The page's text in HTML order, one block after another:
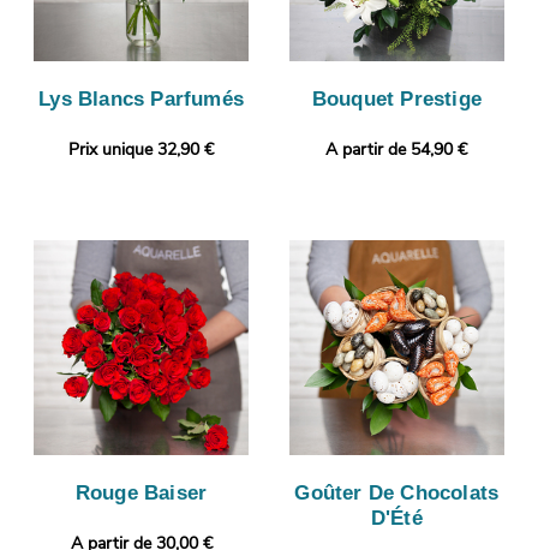
Lys Blancs Parfumés
Prix unique 32,90 €
Bouquet Prestige
A partir de 54,90 €
Rouge Baiser
A partir de 30,00 €
Goûter De Chocolats
D'Été